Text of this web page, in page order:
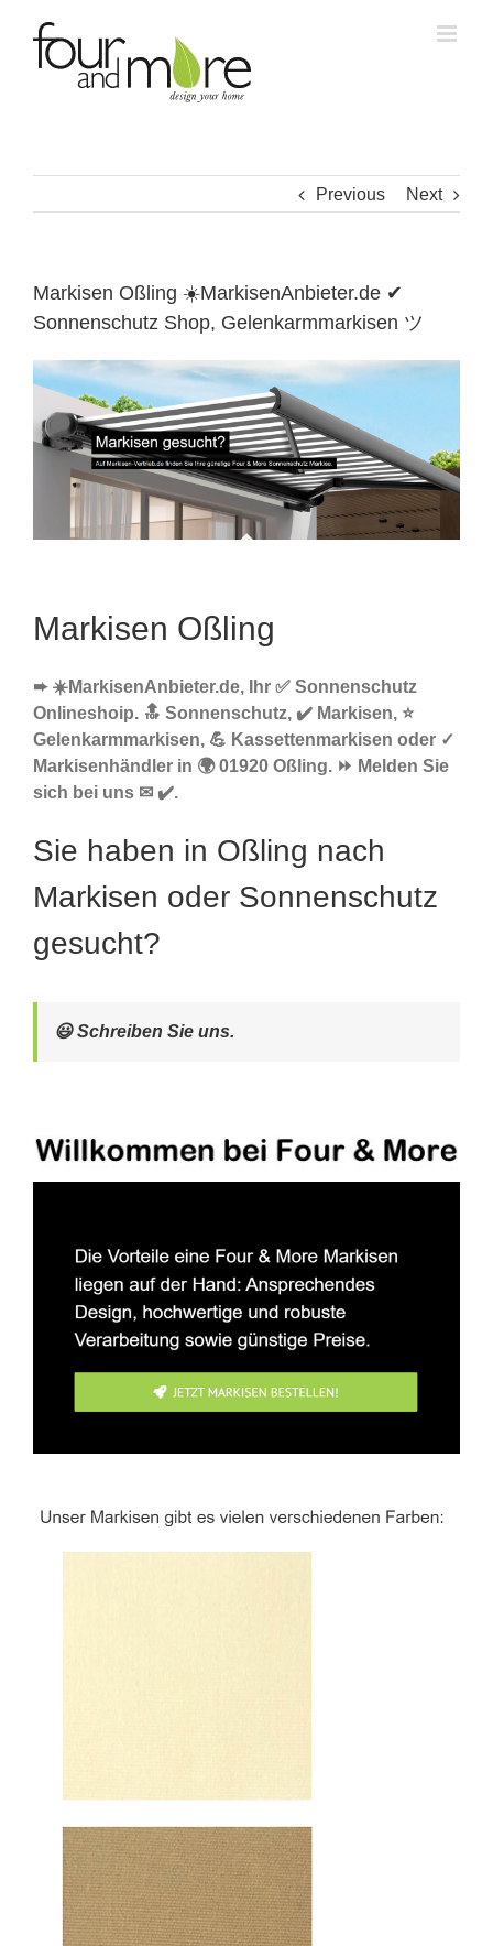
content
Previous Next
Markisen Oßling ☀️MarkisenAnbieter.de ✔
Sonnenschutz Shop, Gelenkarmmarkisen ツ
Markisen Oßling
➨ ☀️MarkisenAnbieter.de, Ihr ✅ Sonnenschutz
Onlineshoip. 🔝 Sonnenschutz, ✔️ Markisen, ⭐
Gelenkarmmarkisen, 💪 Kassettenmarkisen oder ✓
Markisenhändler in 🌍 01920 Oßling. ⏩ Melden Sie
sich bei uns ✉ ✔️.
Sie haben in Oßling nach
Markisen oder Sonnenschutz
gesucht?
😃 Schreiben Sie uns.